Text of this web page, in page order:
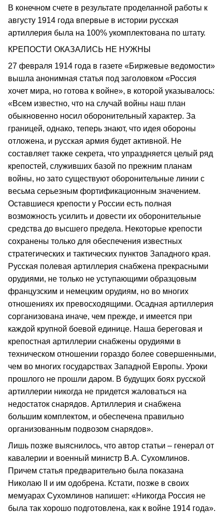
В конечном счете в результате проделанной работы к
августу 1914 года впервые в истории русская
артиллерия была на 100% укомплектована по штату.
КРЕПОСТИ ОКАЗАЛИСЬ НЕ НУЖНЫ
27 февраля 1914 года в газете «Биржевые ведомости»
вышла анонимная статья под заголовком «Россия
хочет мира, но готова к войне», в которой указывалось:
«Всем известно, что на случай войны наш план
обыкновенно носил оборонительный характер. За
границей, однако, теперь знают, что идея обороны
отложена, и русская армия будет активной. Не
составляет также секрета, что упраздняется целый ряд
крепостей, служивших базой по прежним планам
войны, но зато существуют оборонительные линии с
весьма серьезным фортификационным значением.
Оставшиеся крепости у России есть полная
возможность усилить и довести их оборонительные
средства до высшего предела. Некоторые крепости
сохранены только для обеспечения известных
стратегических и тактических пунктов Западного края.
Русская полевая артиллерия снабжена прекрасными
орудиями, не только не уступающими образцовым
французским и немецким орудиям, но во многих
отношениях их превосходящими. Осадная артиллерия
сорганизована иначе, чем прежде, и имеется при
каждой крупной боевой единице. Наша береговая и
крепостная артиллерии снабжены орудиями в
техническом отношении гораздо более совершенными,
чем во многих государствах Западной Европы. Уроки
прошлого не прошли даром. В будущих боях русской
артиллерии никогда не придется жаловаться на
недостаток снарядов. Артиллерия и снабжена
большим комплектом, и обеспечена правильно
организованным подвозом снарядов».
Лишь позже выяснилось, что автор статьи – генерал от
кавалерии и военный министр В.А. Сухомлинов.
Причем статья предварительно была показана
Николаю II и им одобрена. Кстати, позже в своих
мемуарах Сухомлинов напишет: «Никогда Россия не
была так хорошо подготовлена, как к войне 1914 года».